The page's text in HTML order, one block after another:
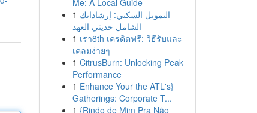
Me: A Local Guide
1 التمويل السكني: إرشاداتك
الشامل حديثي العهد
1 เรา8th เครดิตฟรี: วิธีรับและ
เคลมง่ายๆ
1 CitrusBurn: Unlocking Peak
Performance
1 Enhance Your the ATL's}
Gatherings: Corporate T...
1 {Rindo de Mim Pra Não